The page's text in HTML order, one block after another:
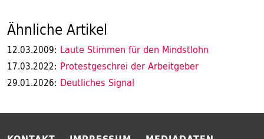
Ähnliche Artikel
12.03.2009: Laute Stimmen für den Mindstlohn
17.03.2022: Protestgeschrei der Arbeitgeber
29.01.2026: Deutliches Signal